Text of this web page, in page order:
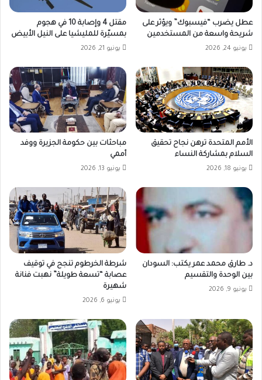
عطل يضرب “فيسبوك” ويؤثر على
شريحة واسعة من المستخدمين
يونيو 24, 2026
مقتل 4 وإصابة 10 في هجوم
بمسيّرة للمليشيا على النيل الأبيض
يونيو 21, 2026
الأمم المتحدة ترهن نجاح تحقيق
السلام بمشاركة النساء
يونيو 18, 2026
مباحثات بين حكومة الجزيرة ووفد
أممي
يونيو 13, 2026
د. طارق محمد عمر يكتب: السودان
بين الوحدة والتقسيم
يونيو 9, 2026
شرطة الخرطوم تنجح في توقيف
عصابة “تسعة طويلة” نهبت فنانة
شهيرة
يونيو 6, 2026